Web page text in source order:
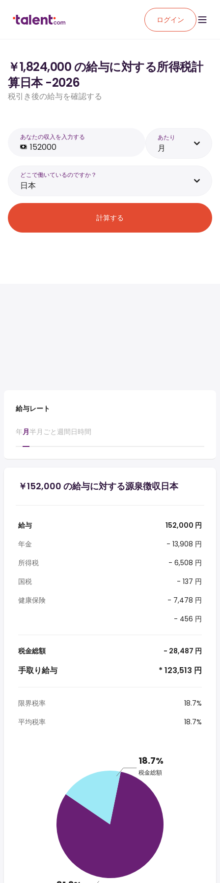
ログイン
￥1,824,000 の給与に対する所得税計
算日本 -2026
税引き後の給与を確認する
あなたの収入を入力する あたり
月
どこで働いているのですか？
日本
計算する
給与レート
年月半月ごと週間日時間
￥152,000 の給与に対する源泉徴収日本
給与
152,000 円
年金
- 13,908 円
所得税
- 6,508 円
国税
- 137 円
健康保険
- 7,478 円
- 456 円
税金総額 - 28,487 円
手取り給与 * 123,513 円
限界税率
18.7%
平均税率
18.7%
18.7%
税金総額